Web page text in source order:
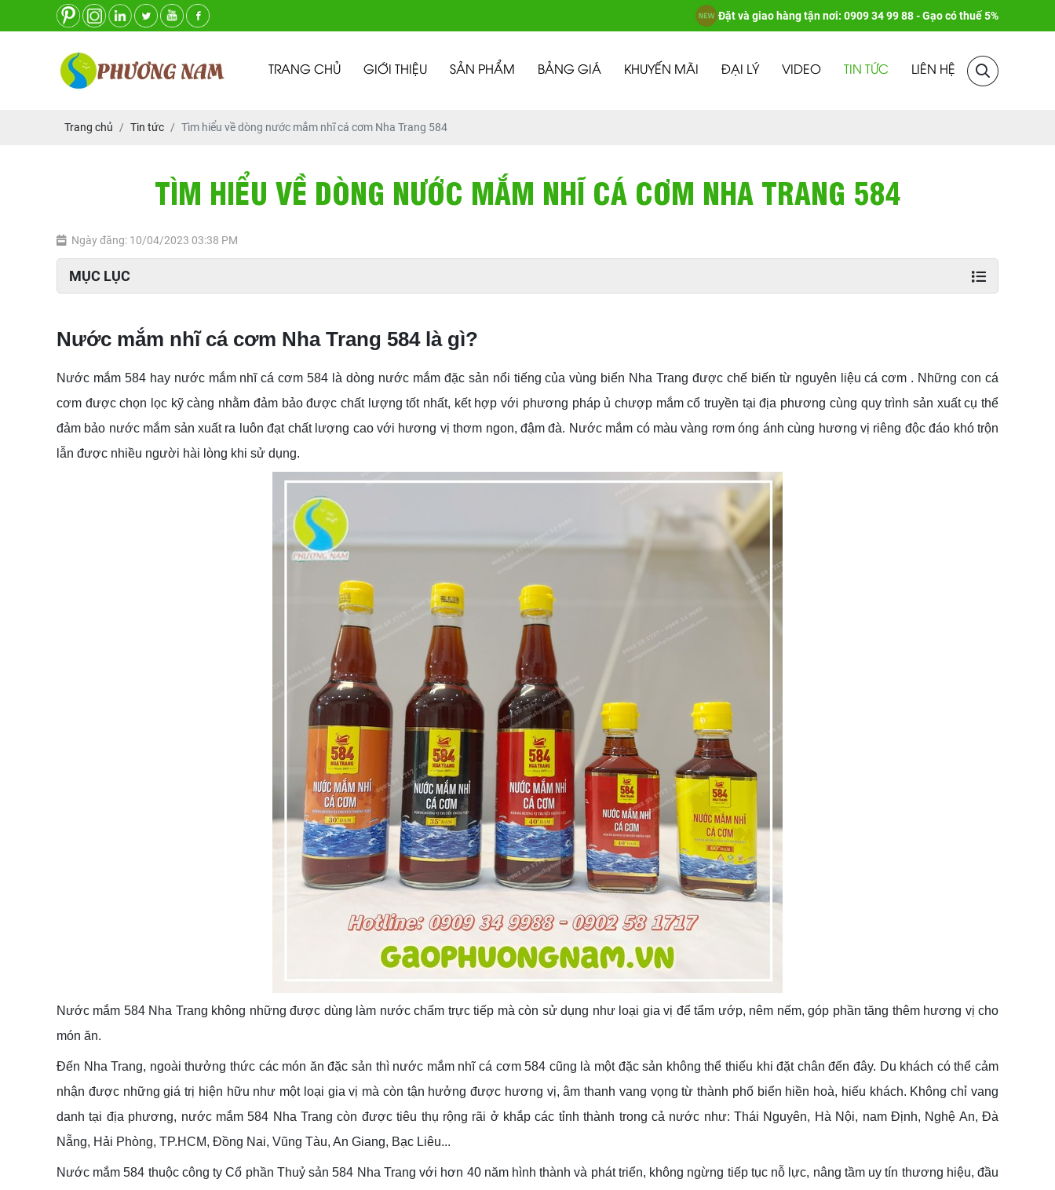
Đặt và giao hàng tận nơi: 0909 34 99 88 - Gạo có thuế 5%
TRANG CHỦ GIỚI THIỆU SẢN PHẨM BẢNG GIÁ KHUYẾN MÃI ĐẠI LÝ VIDEO TIN TỨC LIÊN HỆ
Trang chủ Tin tức Tìm hiểu về dòng nước mắm nhĩ cá cơm Nha Trang 584
TÌM HIỂU VỀ DÒNG NƯỚC MẮM NHĨ CÁ CƠM NHA TRANG 584
Ngày đăng: 10/04/2023 03:38 PM
MỤC LỤC
Nước mắm nhĩ cá cơm Nha Trang 584 là gì?
Nước mắm 584 hay nước mắm nhĩ cá cơm 584 là dòng nước mắm đặc sản nổi tiếng của vùng biển Nha Trang được chế biến từ nguyên liệu cá cơm . Những con cá
cơm được chọn lọc kỹ càng nhằm đảm bảo được chất lượng tốt nhất, kết hợp với phương pháp ủ chượp mắm cổ truyền tại địa phương cùng quy trình sản xuất cụ thể
đảm bảo nước mắm sản xuất ra luôn đạt chất lượng cao với hương vị thơm ngon, đậm đà. Nước mắm có màu vàng rơm óng ánh cùng hương vị riêng độc đáo khó trộn
lẫn được nhiều người hài lòng khi sử dụng.
Nước mắm 584 Nha Trang không những được dùng làm nước chấm trực tiếp mà còn sử dụng như loại gia vị để tẩm ướp, nêm nếm, góp phần tăng thêm hương vị cho
món ăn.
Đến Nha Trang, ngoài thưởng thức các món ăn đặc sản thì nước mắm nhĩ cá cơm 584 cũng là một đặc sản không thể thiếu khi đặt chân đến đây. Du khách có thể cảm
nhận được những giá trị hiện hữu như một loại gia vị mà còn tận hưởng được hương vị, âm thanh vang vọng từ thành phố biển hiền hoà, hiếu khách. Không chỉ vang
danh tại địa phương, nước mắm 584 Nha Trang còn được tiêu thụ rộng rãi ở khắp các tỉnh thành trong cả nước như: Thái Nguyên, Hà Nội, nam Định, Nghệ An, Đà
Nẵng, Hải Phòng, TP.HCM, Đồng Nai, Vũng Tàu, An Giang, Bạc Liêu...
Nước mắm 584 thuộc công ty Cổ phần Thuỷ sản 584 Nha Trang với hơn 40 năm hình thành và phát triển, không ngừng tiếp tục nỗ lực, nâng tầm uy tín thương hiệu, đầu